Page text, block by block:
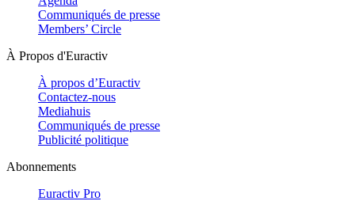
Communiqués de presse
Members’ Circle
À Propos d'Euractiv
À propos d’Euractiv
Contactez-nous
Mediahuis
Communiqués de presse
Publicité politique
Abonnements
Euractiv Pro